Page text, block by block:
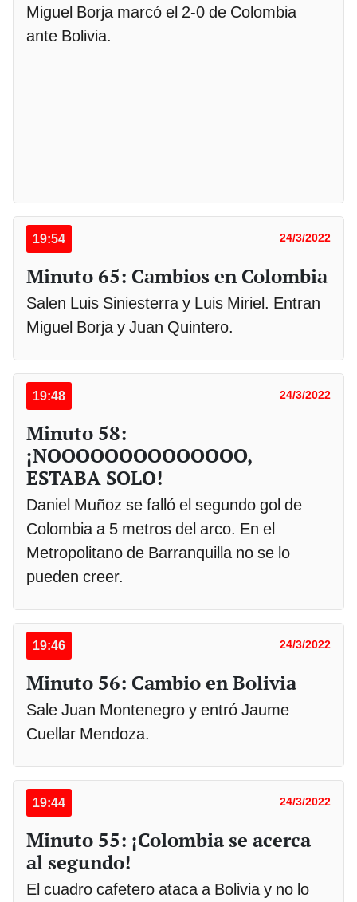
Miguel Borja marcó el 2-0 de Colombia
ante Bolivia.
19:54 24/3/2022
Minuto 65: Cambios en Colombia
Salen Luis Siniesterra y Luis Miriel. Entran
Miguel Borja y Juan Quintero.
19:48 24/3/2022
Minuto 58:
¡NOOOOOOOOOOOOOO,
ESTABA SOLO!
Daniel Muñoz se falló el segundo gol de
Colombia a 5 metros del arco. En el
Metropolitano de Barranquilla no se lo
pueden creer.
19:46 24/3/2022
Minuto 56: Cambio en Bolivia
Sale Juan Montenegro y entró Jaume
Cuellar Mendoza.
19:44 24/3/2022
Minuto 55: ¡Colombia se acerca
al segundo!
El cuadro cafetero ataca a Bolivia y no lo